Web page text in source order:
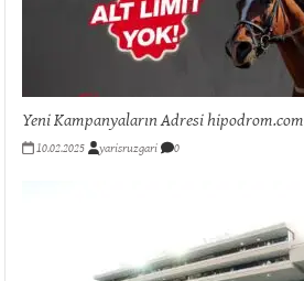
Yeni Kampanyaların Adresi hipodrom.com
10.02.2025 yarisruzgari 0